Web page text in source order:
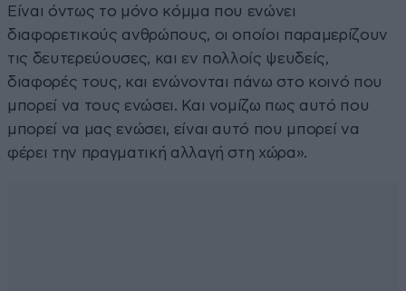
Είναι όντως το μόνο κόμμα που ενώνει
διαφορετικούς ανθρώπους, οι οποίοι παραμερίζουν
τις δευτερεύουσες, και εν πολλοίς ψευδείς,
διαφορές τους, και ενώνονται πάνω στο κοινό που
μπορεί να τους ενώσει. Και νομίζω πως αυτό που
μπορεί να μας ενώσει, είναι αυτό που μπορεί να
φέρει την πραγματική αλλαγή στη χώρα».